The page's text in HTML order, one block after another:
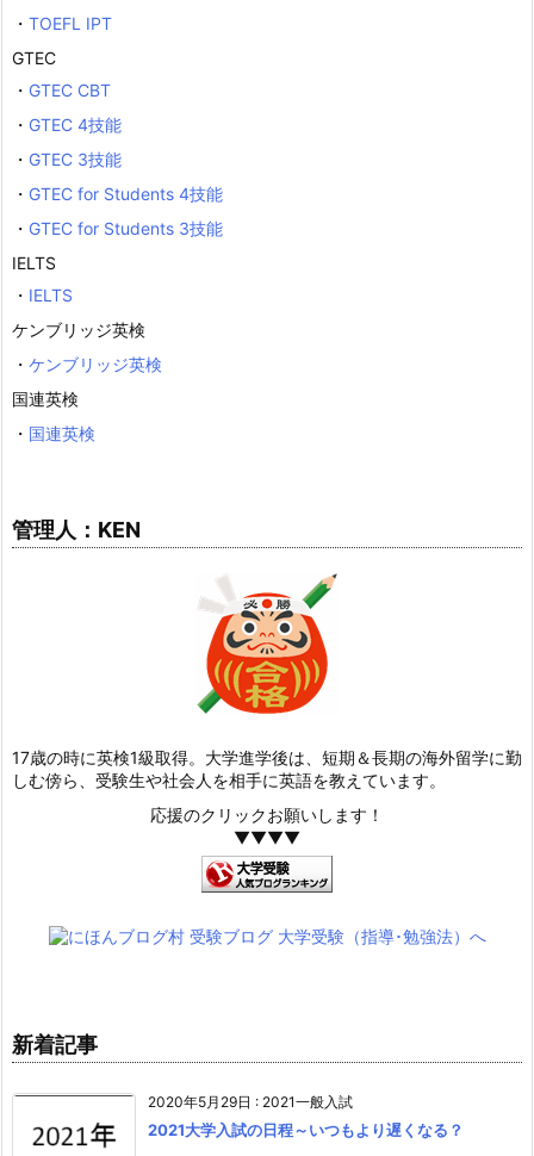
・ TOEFL IPT
GTEC
・ GTEC CBT
・ GTEC 4技能
・ GTEC 3技能
・ GTEC for Students 4技能
・ GTEC for Students 3技能
IELTS
・ IELTS
ケンブリッジ英検
・ ケンブリッジ英検
国連英検
・ 国連英検
管理人：KEN
17歳の時に英検1級取得。大学進学後は、短期＆長期の海外留学に勤
しむ傍ら、受験生や社会人を相手に英語を教えています。
応援のクリックお願いします！
▼▼▼▼
新着記事
2020年5月29日 : 2021一般入試
2021大学入試の日程～いつもより遅くなる？